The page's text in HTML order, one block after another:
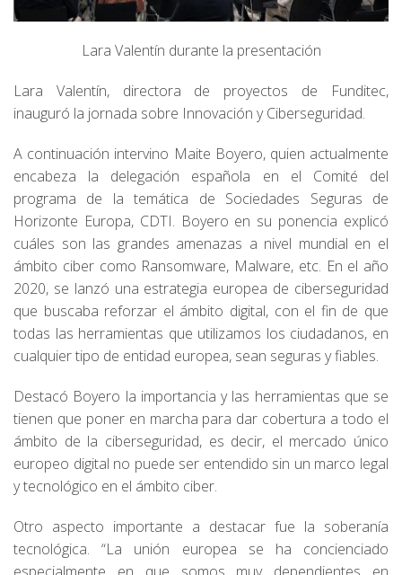
Lara Valentín durante la presentación
Lara Valentín, directora de proyectos de Funditec,
inauguró la jornada sobre Innovación y Ciberseguridad.
A continuación intervino Maite Boyero, quien actualmente
encabeza la delegación española en el Comité del
programa de la temática de Sociedades Seguras de
Horizonte Europa, CDTI. Boyero en su ponencia explicó
cuáles son las grandes amenazas a nivel mundial en el
ámbito ciber como Ransomware, Malware, etc. En el año
2020, se lanzó una estrategia europea de ciberseguridad
que buscaba reforzar el ámbito digital, con el fin de que
todas las herramientas que utilizamos los ciudadanos, en
cualquier tipo de entidad europea, sean seguras y fiables.
Destacó Boyero la importancia y las herramientas que se
tienen que poner en marcha para dar cobertura a todo el
ámbito de la ciberseguridad, es decir, el mercado único
europeo digital no puede ser entendido sin un marco legal
y tecnológico en el ámbito ciber.
Otro aspecto importante a destacar fue la soberanía
tecnológica. “La unión europea se ha concienciado
especialmente en que somos muy dependientes en